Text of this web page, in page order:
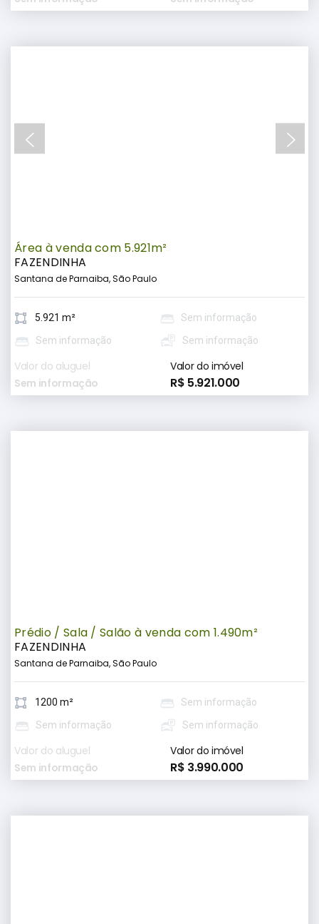
Área à venda com 5.921m²
FAZENDINHA
Santana de Parnaiba, São Paulo
5.921 m²
Sem informação
Sem informação
Sem informação
Valor do aluguel
Sem informação
Valor do imóvel
R$ 5.921.000
Prédio / Sala / Salão à venda com 1.490m²
FAZENDINHA
Santana de Parnaiba, São Paulo
1200 m²
Sem informação
Sem informação
Sem informação
Valor do aluguel
Sem informação
Valor do imóvel
R$ 3.990.000